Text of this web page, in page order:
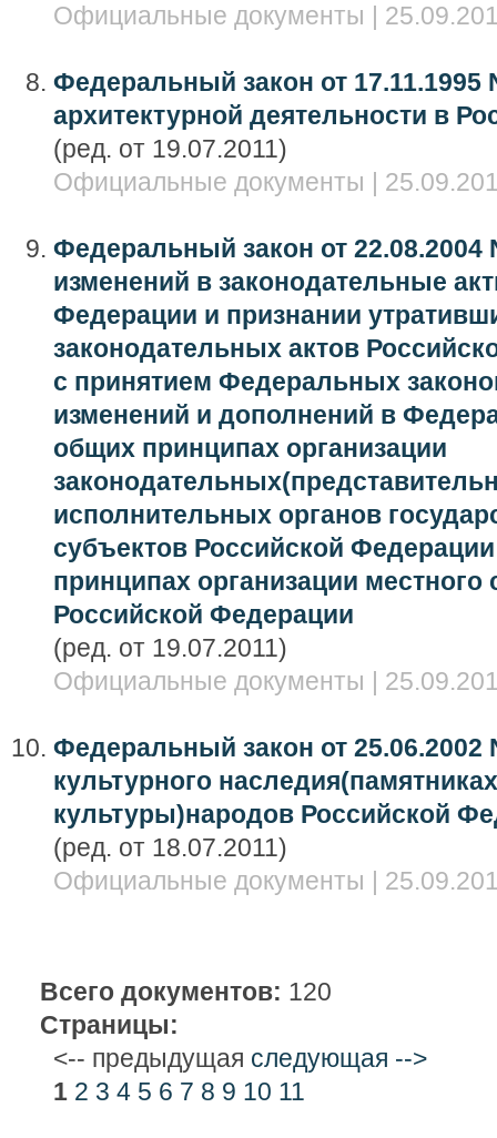
Официальные документы |
Федеральный закон от 17.11.1995
архитектурной деятельности в
(ред. от 19.07.2011)
Официальные документы |
Федеральный закон от
изменений в законодательные
Федерации и признании
законодательных актов
с принятием Федеральных
изменений и дополнений в
общих принципах организации
исполнительных органов
субъектов Российской
принципах организации
Российской Федерации
(ред. от 19.07.2011)
Официальные документы |
Федеральный закон от 25.06.2002
культурного
культуры)народов Российской
(ред. от 18.07.2011)
Официальные документы |
Всего документов: 120
Страницы:
<-- предыдущая следующая -->
1 2 3 4 5 6 7 8 9 10 11